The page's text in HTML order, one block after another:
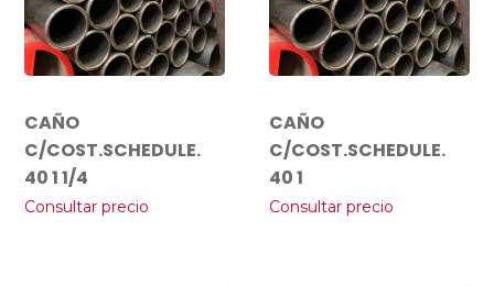
CAÑO
C/COST.SCHEDULE.
40 1 1/4
Consultar precio
CAÑO
C/COST.SCHEDULE.
40 1
Consultar precio